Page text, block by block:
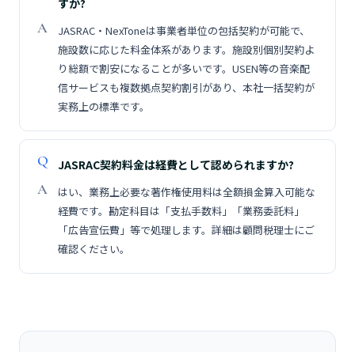
すか?
JASRAC・NexToneは事業者単位の包括契約が可能で、
施設数に応じた料金体系があります。施設別個別契約よ
り総額で割安になることが多いです。USEN等の音楽配
信サービスも複数拠点契約割引があり、本社一括契約が
実務上の標準です。
JASRAC契約料金は経費として認められますか?
はい、業務上必要な著作権使用料は全額損金算入可能な
経費です。勘定科目は「支払手数料」「業務委託料」
「広告宣伝費」等で処理します。詳細は顧問税理士にご
確認ください。